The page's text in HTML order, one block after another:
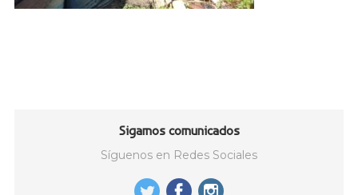
Sigamos comunicados
Síguenos en Redes Sociales